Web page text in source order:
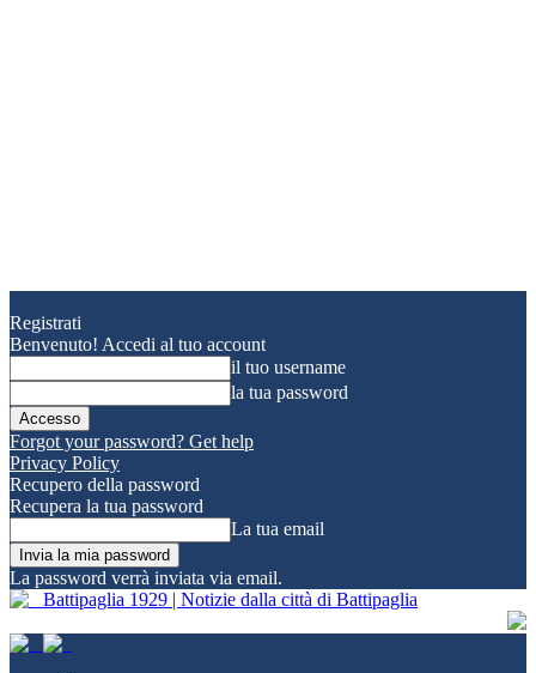
Registrati
Benvenuto! Accedi al tuo account
il tuo username
la tua password
Forgot your password? Get help
Privacy Policy
Recupero della password
Recupera la tua password
La tua email
La password verrà inviata via email.
Battipaglia 1929 | Notizie dalla città di Battipaglia